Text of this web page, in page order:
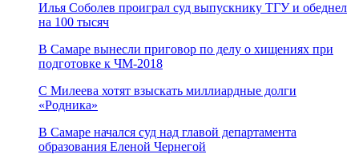
Илья Соболев проиграл суд выпускнику ТГУ и обеднел
на 100 тысяч
В Самаре вынесли приговор по делу о хищениях при
подготовке к ЧМ-2018
С Милеева хотят взыскать миллиардные долги
«Родника»
В Самаре начался суд над главой департамента
образования Еленой Чернегой